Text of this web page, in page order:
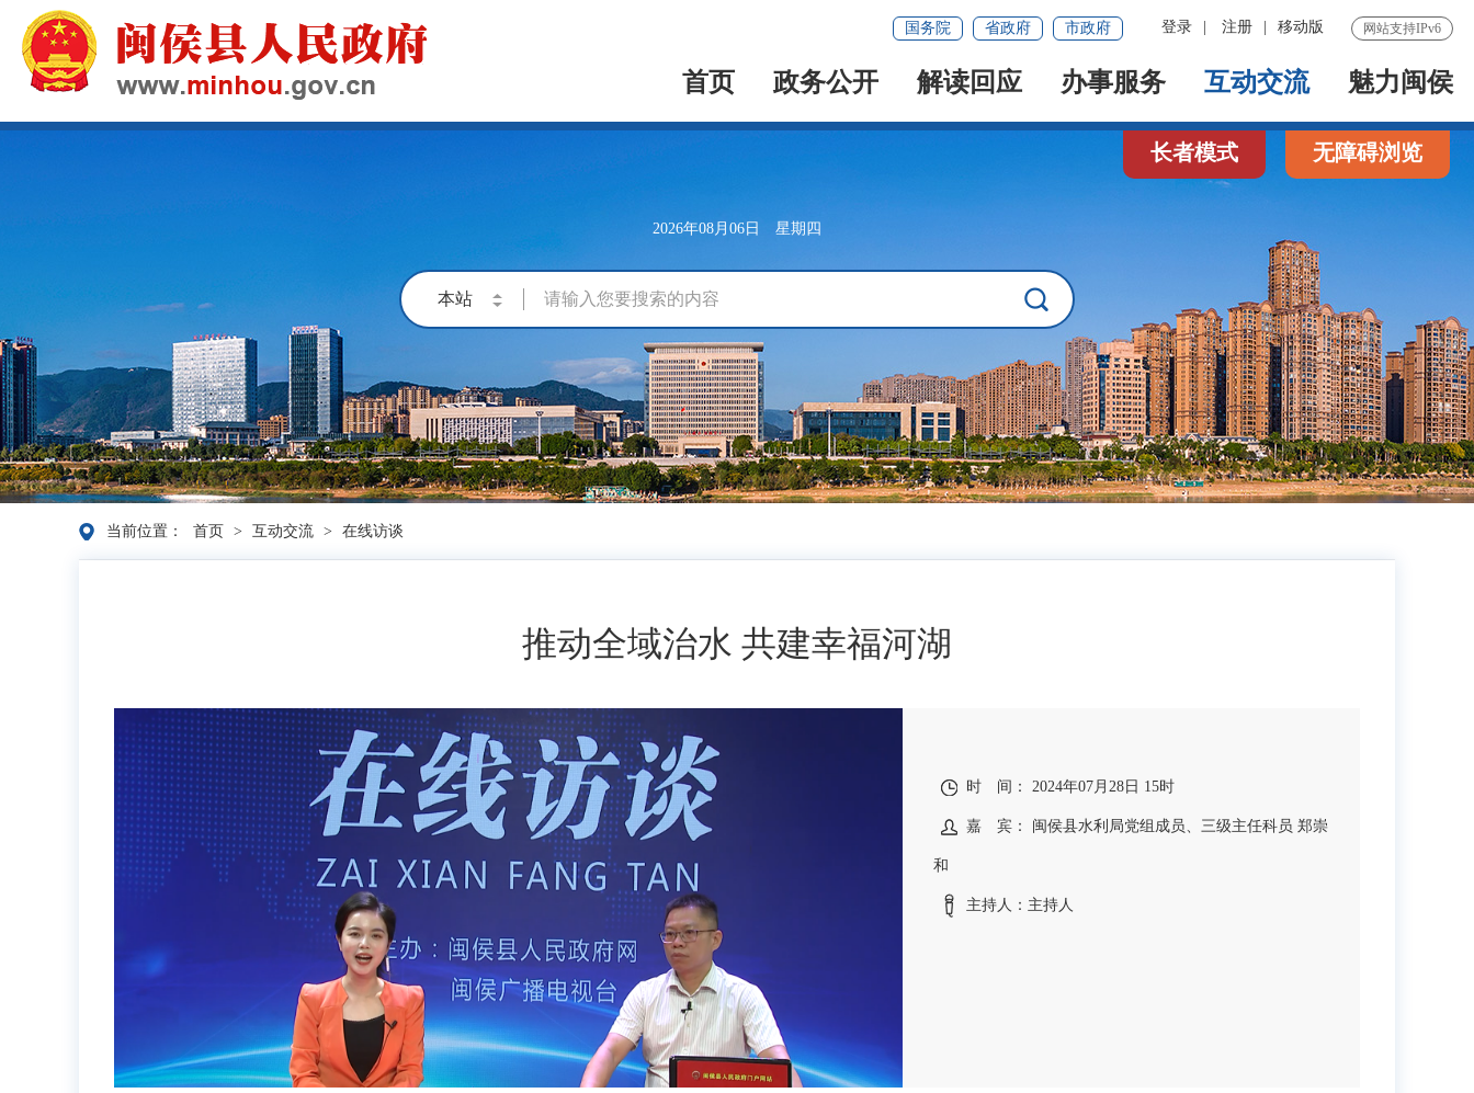
网站支持IPv6
登录 注册 移动版
国务院 省政府 市政府
首页 政务公开 解读回应 办事服务 互动交流 魅力闽侯
2026年08月06日 星期四
长者模式 无障碍浏览
当前位置： 首页 > 互动交流 > 在线访谈
推动全域治水 共建幸福河湖
时 间： 2024年07月28日 15时
嘉 宾： 闽侯县水利局党组成员、三级主任科员 郑崇
和
主持人： 主持人